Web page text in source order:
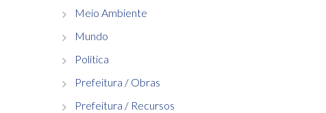
Meio Ambiente
Mundo
Política
Prefeitura / Obras
Prefeitura / Recursos